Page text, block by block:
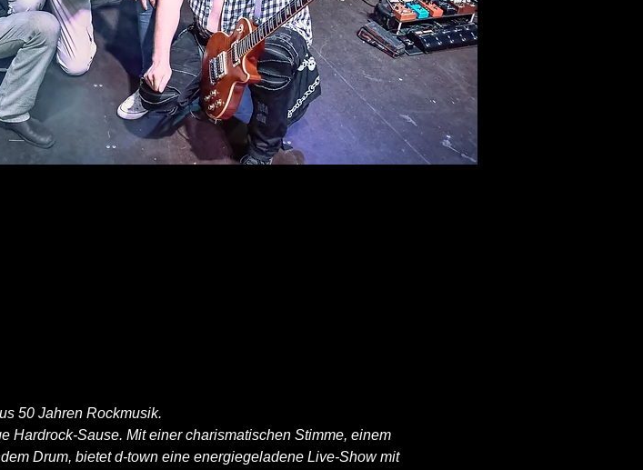
50 Jahren Rockmusik.
Hardrock-Sause. Mit einer charismatischen Stimme, einem
Drum, bietet d-town eine energiegeladene Live-Show mit